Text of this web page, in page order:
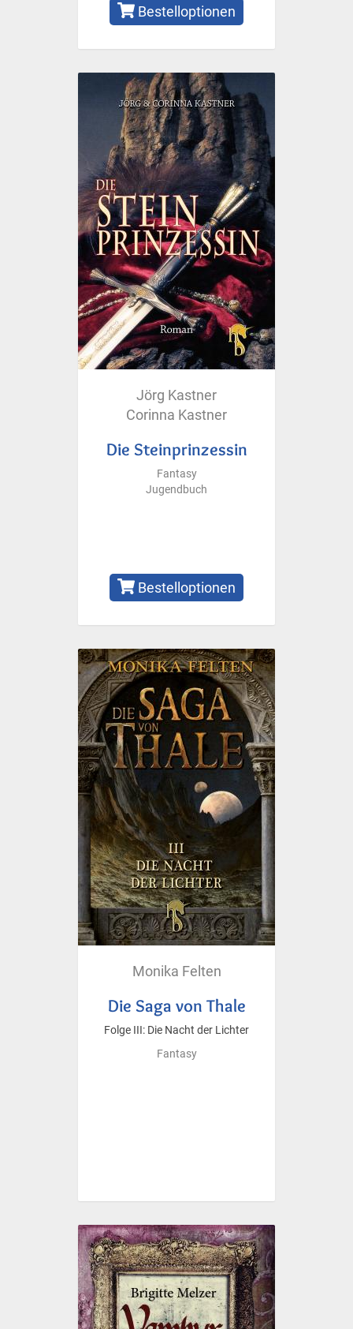
Bestelloptionen
Jörg Kastner
Corinna Kastner
Die Steinprinzessin
Fantasy
Jugendbuch
Bestelloptionen
Monika Felten
Die Saga von Thale
Folge III: Die Nacht der Lichter
Fantasy